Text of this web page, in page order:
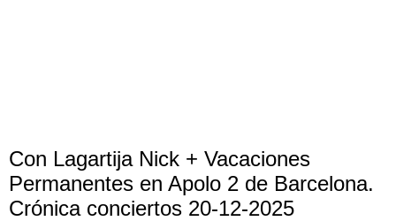
Con Lagartija Nick + Vacaciones
Permanentes en Apolo 2 de Barcelona.
Crónica conciertos 20-12-2025